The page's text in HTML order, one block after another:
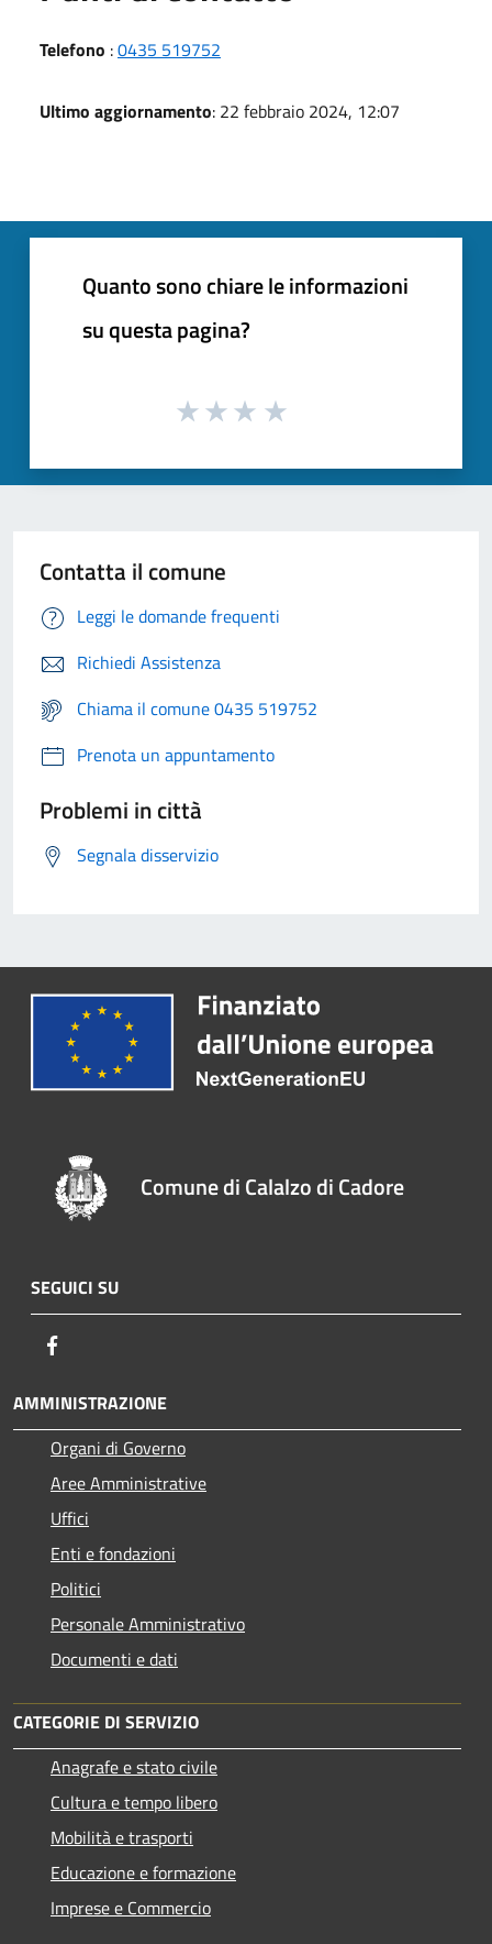
Telefono :0435 519752
Ultimo aggiornamento: 22 febbraio 2024, 12:07
Quanto sono chiare le informazioni
su questa pagina?
Contatta il comune
Leggi le domande frequenti
Richiedi Assistenza
Chiama il comune 0435 519752
Prenota un appuntamento
Problemi in città
Segnala disservizio
Comune di Calalzo di Cadore
SEGUICI SU
AMMINISTRAZIONE
Organi di Governo
Aree Amministrative
Uffici
Enti e fondazioni
Politici
Personale Amministrativo
Documenti e dati
CATEGORIE DI SERVIZIO
Anagrafe e stato civile
Cultura e tempo libero
Mobilità e trasporti
Educazione e formazione
Imprese e Commercio